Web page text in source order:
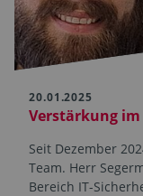
20.01.2025
Verstärkung im
Seit Dezember
Team. Herr
Bereich IT-